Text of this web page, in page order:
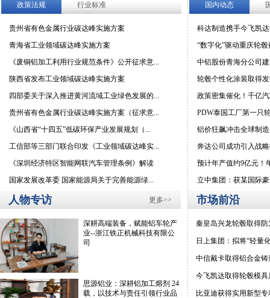
市场前沿
秦皇岛兴龙轮毂取得
日上集团：拟将“轻量
中信戴卡取得铝合金
今飞凯达取得轮毂模
比亚迪获得实用新型
人物专访
国内动态
科达制造携手今飞凯
“数字化”驱动重庆轮
中铝股份青海分公司
轮毂个性化涂装取得
政策密集催化！千亿
PDW泰国工厂第一只
铝价狂飙冲击全球制
奔达公司成功引入战
预计年产值约9亿元！
立中集团：获某国际
政策法规 行业标准
贵州省有色金属行业碳达峰实施方案
青海省工业领域碳达峰实施方案
《废铜铝加工利用行业规范条件》公开征求意...
陕西省发布工业领域碳达峰实施方案
四部委关于深入推进黄河流域工业绿色发展的...
贵州省有色金属行业碳达峰实施方案（征求意...
《山西省“十四五”低碳环保产业发展规划（...
工信部等三部门联合印发《工业领域碳达峰实...
《深圳经济特区智能网联汽车管理条例》解读
国家发展改革委 国家能源局关于完善能源绿...
更多>>
深耕高端装备，赋能铝车轮产
业--浙江铁正机械科技有限公
司
思源铝业：深耕铝加工熔剂 24
载，以技术与责任引领行业品